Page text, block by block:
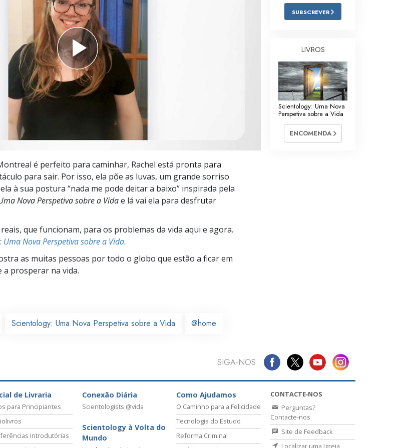
Respostas às Drogas
Ferramentas para o Local do Trabalho
Ética e as Condições
A Causa da Supressão
Bases da Organização
Fundamentos das Relações Públicas
é perfeito para caminhar, Rachel está pronta para
para sair. Por isso, ela põe as luvas, um grande sorriso
à sua postura “nada me pode deitar a baixo” inspirada pela
Nova Perspetiva sobre a Vidae lá vai ela para desfrutar
que funcionam, para os problemas da vida aqui e agora.
Uma Nova Perspetiva sobre a Vida.
as muitas pessoas por todo o globo que estão a ficar em
a prosperar na vida.
Scientology: Uma Nova Perspetiva sobre a Vida @home
SUBSCREVER
LIVROS
Scientology: Uma Nova
Perspetiva sobre a Vida
ENCOMENDA
SIGA‑NOS
de Livraria
para Principiantes
Introdutórias
Conexão Diária
Scientologists @vida
Scientology à Volta do
Mundo
Como Ajudamos
O Caminho para a Felicidade
Tecnologia do Estudo
Reforma Criminal
CONTACTE‑NOS
Perguntas?
Contacte‑nos
Site de Feedback
Localizar uma Igreja